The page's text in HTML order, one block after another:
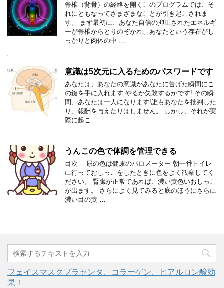
脊椎（背骨）の経絡を開くこのプログラムでは、そ
れにともなってさまざまなことが引き起こされま
す。 まず最初に、あなた自信の抑圧されたエネルギ
ーが脊椎からとりのぞかれ、あなたという存在がし
っかりと肉体の中 …
意識は5次元に入るためのパスワードです
あなたは、あなたの意識があなたに告げた瞬間にこ
の鍵を手に入れます:やるか失敗するかです! その瞬
間、あなたは一人になります!誰もあなたを批判した
り、報酬を与えたりはしません。 しかし、それが実
際に起こ …
うんこの色で体調を管理できる
目次 ｜尿の色は健康のバロメーター 朝一番トイレ
に行っておしっこをしたときに色をよく観察してく
ださい。 腎臓が正常であれば、濃い黄色いおしっこ
が出ます。 さらによく見てみると底のほうにさらに
濃い目の黄 …
フェイスマスクプラセンタ、コラーゲン、ヒアルロン酸効
果！